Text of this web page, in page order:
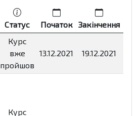
Статус Початок Закінчення
Курс
вже
пройшов
13.12.2021 19.12.2021
Курс